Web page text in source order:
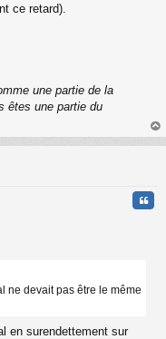
ce retard).
une partie de la
êtes une partie du
au
ne devait pas être le même
en surendettement sur